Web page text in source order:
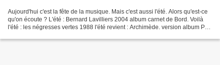
Aujourd'hui c'est la fête de la musique. Mais c'est aussi l'été. Alors qu'est-ce
qu'on écoute ? L'été : Bernard Lavilliers 2004 album carnet de Bord. Voilà
l'été : les négresses vertes 1988 l'été revient : Archimède. version album Pop